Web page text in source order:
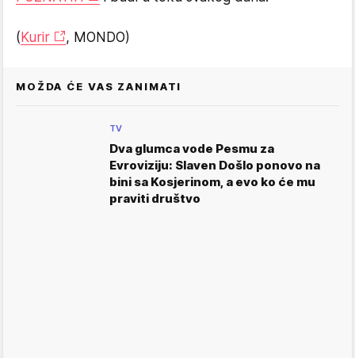
( Kurir , MONDO)
MOŽDA ĆE VAS ZANIMATI
TV
Dva glumca vode Pesmu za
Evroviziju: Slaven Došlo ponovo na
bini sa Kosjerinom, a evo ko će mu
praviti društvo